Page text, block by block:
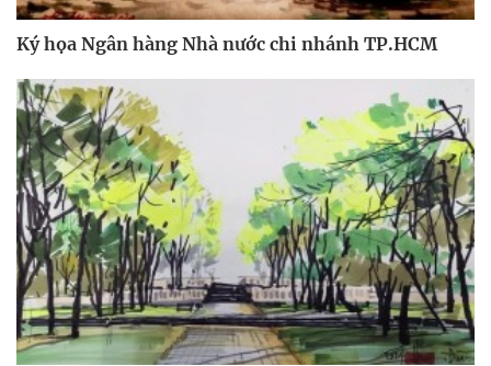
Ký họa Ngân hàng Nhà nước chi nhánh TP.HCM